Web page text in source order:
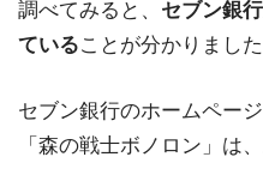
調べてみると、 セブン銀
ていることが分かりました
セブン銀行のホームページ
「森の戦士ボノロン」は